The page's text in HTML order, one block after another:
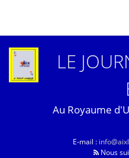
LE
Au Royaume
E-mail :
Nous